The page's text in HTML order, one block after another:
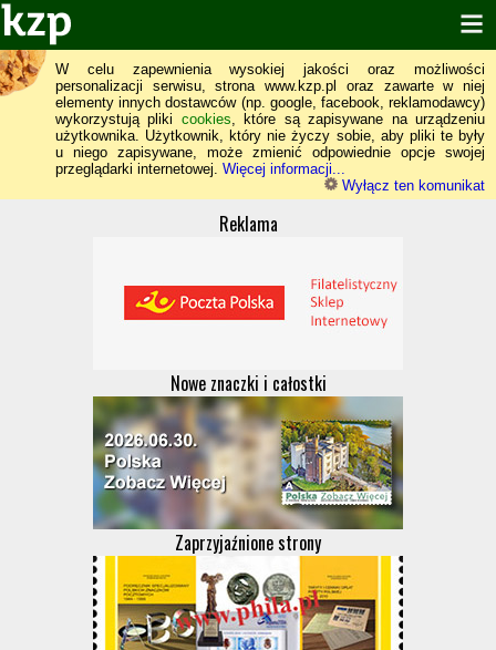
W celu zapewnienia wysokiej jakości oraz możliwości
personalizacji serwisu, strona www.kzp.pl oraz zawarte w niej
elementy innych dostawców (np. google, facebook, reklamodawcy)
wykorzystują pliki cookies, które są zapisywane na urządzeniu
użytkownika. Użytkownik, który nie życzy sobie, aby pliki te były
u niego zapisywane, może zmienić odpowiednie opcje swojej
przeglądarki internetowej. Więcej informacji...
Wyłącz ten komunikat
Reklama
Nowe znaczki i całostki
Zaprzyjaźnione strony